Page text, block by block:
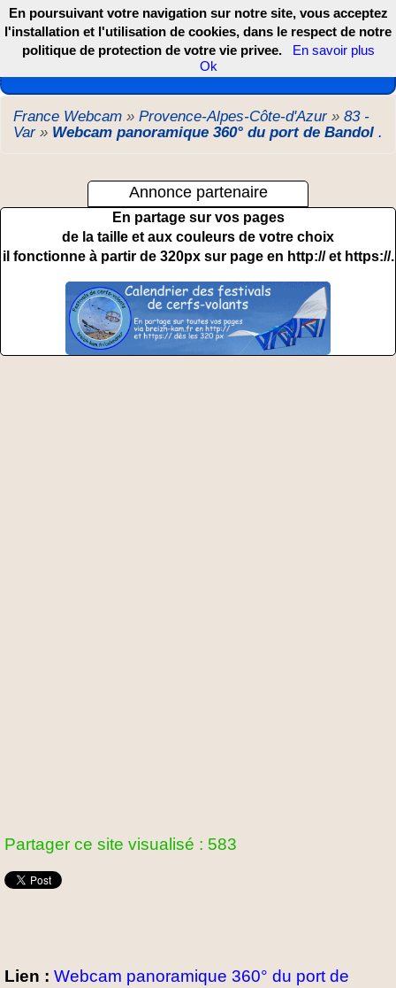
Les webcams de France, DOM TOM et COM
France Webcam » Provence-Alpes-Côte-d'Azur» 83 -
Var» Webcam panoramique 360° du port de Bandol .
Annonce partenaire
En partage sur vos pages
de la taille et aux couleurs de votre choix
il fonctionne à partir de 320px sur page en http:// et https://.
Partager ce site visualisé : 583
Lien : Webcam panoramique 360° du port de
En poursuivant votre navigation sur notre site, vous acceptez
l'installation et l'utilisation de cookies, dans le respect de notre
politique de protection de votre vie privee.
En savoir plus
Ok